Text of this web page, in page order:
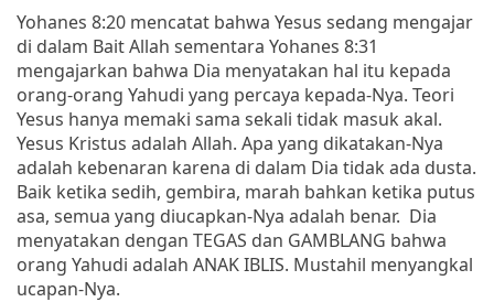
Yohanes 8:20 mencatat bahwa Yesus sedang mengajar
di dalam Bait Allah sementara Yohanes 8:31
mengajarkan bahwa Dia menyatakan hal itu kepada
orang-orang Yahudi yang percaya kepada-Nya. Teori
Yesus hanya memaki sama sekali tidak masuk akal.
Yesus Kristus adalah Allah. Apa yang dikatakan-Nya
adalah kebenaran karena di dalam Dia tidak ada dusta.
Baik ketika sedih, gembira, marah bahkan ketika putus
asa, semua yang diucapkan-Nya adalah benar. Dia
menyatakan dengan TEGAS dan GAMBLANG bahwa
orang Yahudi adalah ANAK IBLIS. Mustahil menyangkal
ucapan-Nya.